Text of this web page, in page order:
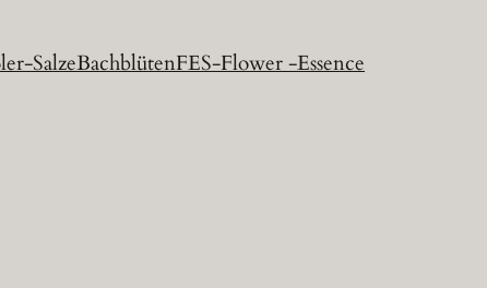
SalzeBachblütenFES-Flower -Essence